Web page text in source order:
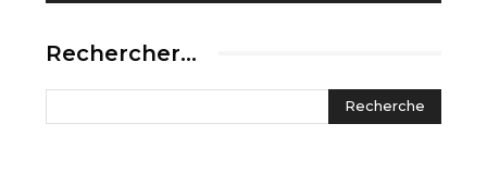
Rechercher…